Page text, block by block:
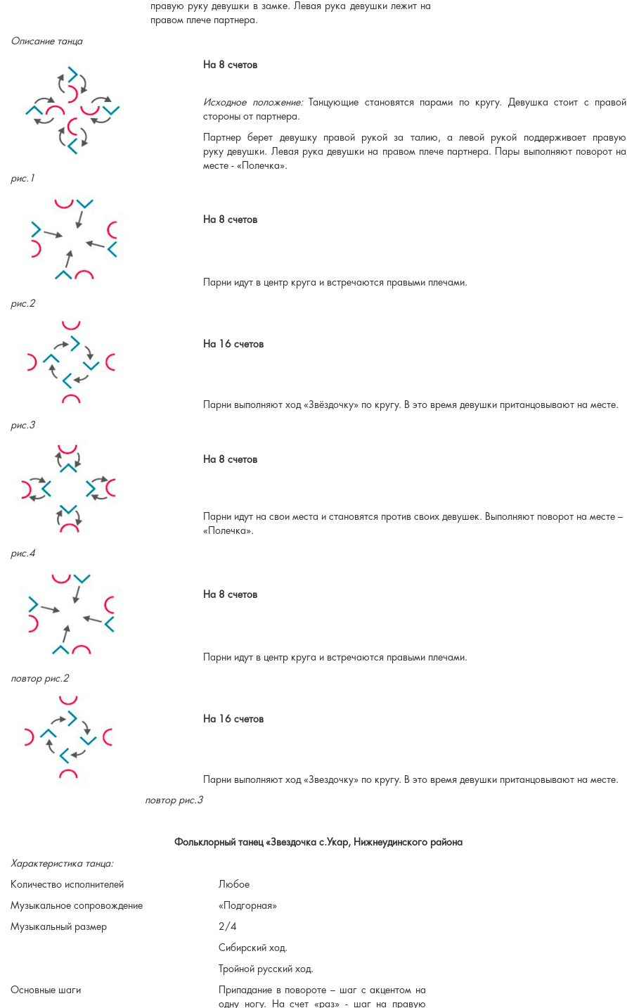
правую руку девушки в замке. Левая рука девушки лежит на
правом плече партнера.
Описание танца
рис.1
На 8 счетов
Исходное положение:
Танцующие становятся парами по кругу. Девушка стоит с правой
стороны от партнера.
Партнер берет девушку правой рукой за талию, а левой рукой поддерживает правую
руку девушки. Левая рука девушки на правом плече партнера. Пары выполняют поворот на
месте - «Полечка».
рис.2
На 8 счетов
Парни идут в центр круга и встречаются правыми плечами.
рис.3
На 16 счетов
Парни выполняют ход «Звёздочку» по кругу. В это время девушки пританцовывают на месте.
рис.4
На 8 счетов
Парни идут на свои места и становятся против своих девушек. Выполняют поворот на месте –
«Полечка».
повтор рис.2
На 8 счетов
Парни идут в центр круга и встречаются правыми плечами.
повтор рис.3
На 16 счетов
Парни выполняют ход «Звездочку» по кругу. В это время девушки пританцовывают на месте.
Фольклорный танец «Звездочка с.Укар, Нижнеудинского района
Характеристика танца:
Количество исполнителей
Любое
Музыкальное сопровождение
«Подгорная»
Музыкальный размер
2/4
Основные шаги
Сибирский ход.
Тройной русский ход.
Припадание в повороте – шаг с акцентом на
одну ногу. На счет «раз» - шаг на правую